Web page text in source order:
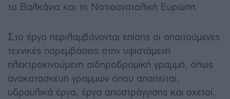
τα Βαλκάνια και τη Νοτιοανατολική Ευρώπη.
Στο έργο περιλαμβάνονται επίσης οι απαιτούμενες
τεχνικές παρεμβάσεις στην υφιστάμενη
ηλεκτροκινούμενη σιδηροδρομική γραμμή, όπως
ανακατασκευή γραμμών όπου απαιτείται,
υδραυλικά έργα, έργα αποστράγγισης και οχετοί,